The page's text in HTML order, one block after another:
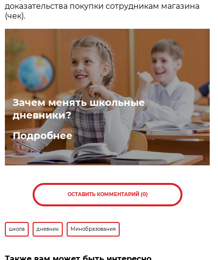
доказательства покупки сотрудникам магазина
(чек).
Зачем менять школьные
дневники?
Подробнее
ОСТАВИТЬ КОММЕНТАРИЙ (0)
школа дневник Минобразования